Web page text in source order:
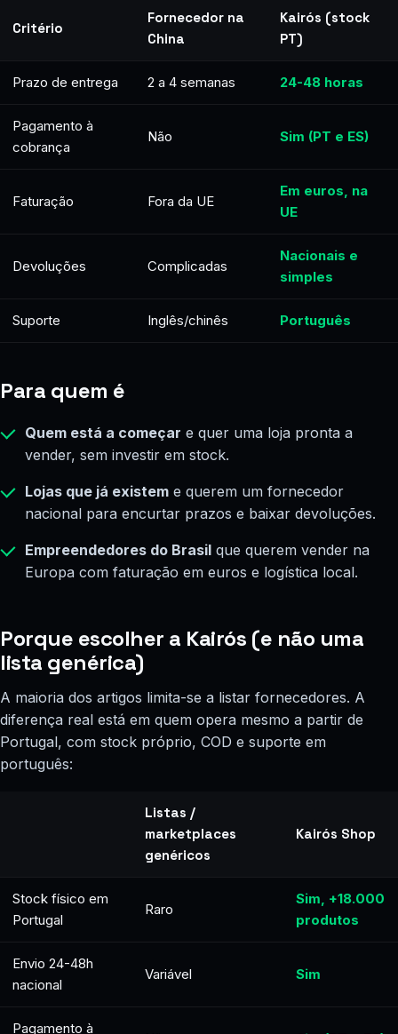
Critério
Fornecedor na
China
Kairós (stock
PT)
Prazo de entrega 2 a 4 semanas 24-48 horas
Pagamento à
cobrança
Não Sim (PT e ES)
Faturação Fora da UE
Em euros, na
UE
Devoluções Complicadas
Nacionais e
simples
Suporte Inglês/chinês Português
Para quem é
Quem está a começar e quer uma loja pronta a
vender, sem investir em stock.
Lojas que já existem e querem um fornecedor
nacional para encurtar prazos e baixar devoluções.
Empreendedores do Brasil que querem vender na
Europa com faturação em euros e logística local.
Porque escolher a Kairós (e não uma
lista genérica)
A maioria dos artigos limita-se a listar fornecedores. A
diferença real está em quem opera mesmo a partir de
Portugal, com stock próprio, COD e suporte em
português:
Listas /
marketplaces
genéricos
Kairós Shop
Stock físico em
Portugal
Raro
Sim, +18.000
produtos
Envio 24-48h
nacional
Variável Sim
Pagamento à